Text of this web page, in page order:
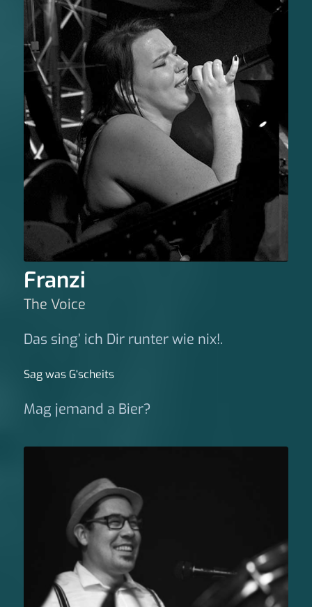
Franzi
The Voice
Das sing’ ich Dir runter wie nix!.
Sag was G‘scheits
Mag jemand a Bier?